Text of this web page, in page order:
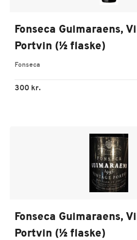
Fonseca Guimaraens,
Portvin (½ flaske)
Fonseca
300 kr.
Fonseca Guimaraens,
Portvin (½ flaske)